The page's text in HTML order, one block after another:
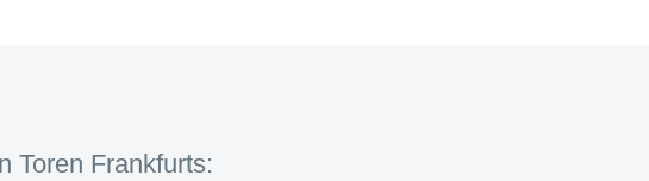
Toren Frankfurts: